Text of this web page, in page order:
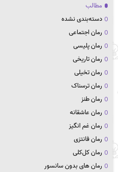
مطالب
دسته‌بندی نشده
رمان اجتماعی
رمان پلیسی
رمان تاریخی
رمان تخیلی
رمان ترسناک
رمان طنز
رمان عاشقانه
رمان غم انگیز
رمان فانتزی
رمان کل‌کلی
رمان های بدون سانسور